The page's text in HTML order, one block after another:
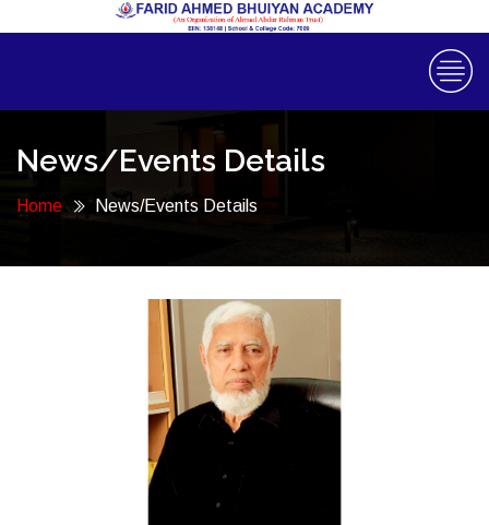
News/Events Details
Home News/Events Details